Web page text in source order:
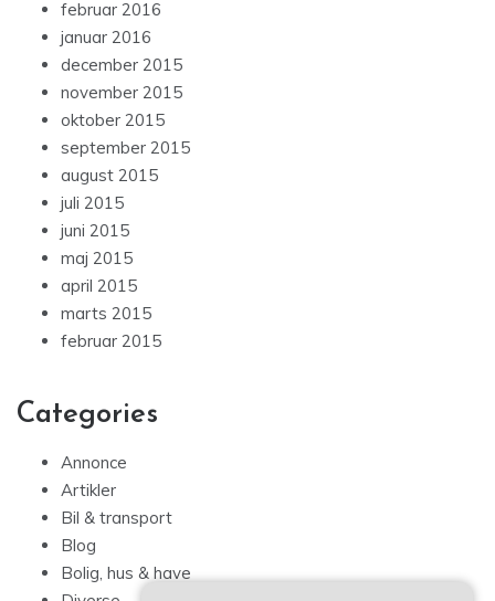
februar 2016
januar 2016
december 2015
november 2015
oktober 2015
september 2015
august 2015
juli 2015
juni 2015
maj 2015
april 2015
marts 2015
februar 2015
Categories
Annonce
Artikler
Bil & transport
Blog
Bolig, hus & have